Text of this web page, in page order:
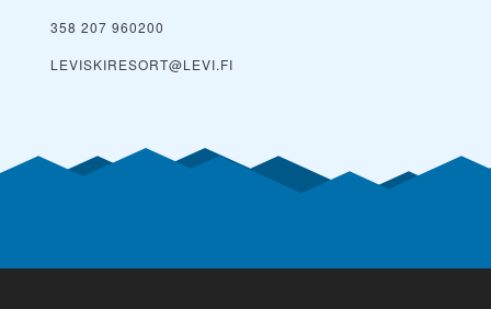
358 207 960200
LEVISKIRESORT@LEVI.FI